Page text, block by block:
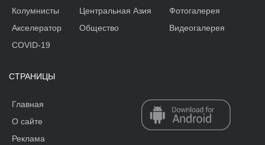
Колумнисты
Акселератор
Центральная Азия
Общество
Фотогалерея
Видеогалерея
COVID-19
СТРАНИЦЫ
Главная
О сайте
Реклама